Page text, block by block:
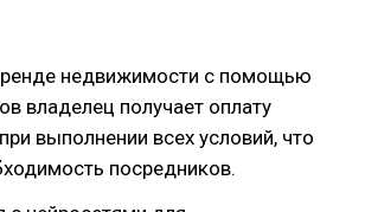
недвижимости с помощью
владелец получает оплату
выполнении всех условий, что
посредников.